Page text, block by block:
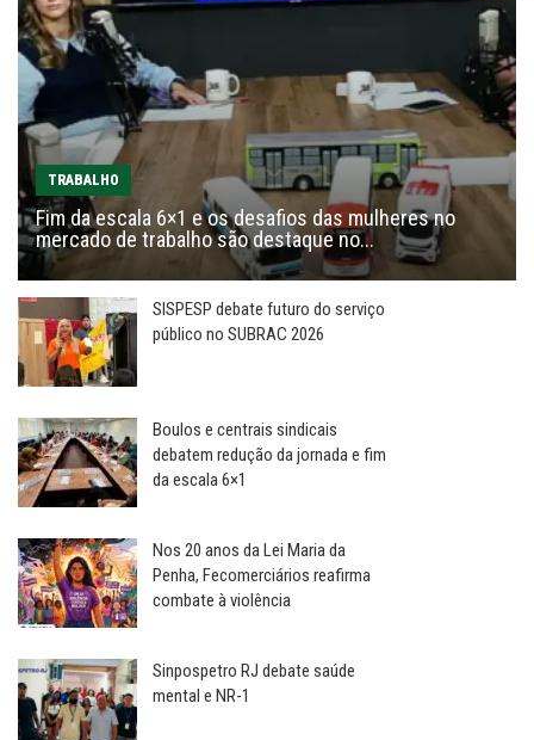
TRABALHO
Fim da escala 6×1 e os desafios das mulheres no
mercado de trabalho são destaque no...
SISPESP debate futuro do serviço
público no SUBRAC 2026
Boulos e centrais sindicais
debatem redução da jornada e fim
da escala 6×1
Nos 20 anos da Lei Maria da
Penha, Fecomerciários reafirma
combate à violência
Sinpospetro RJ debate saúde
mental e NR-1